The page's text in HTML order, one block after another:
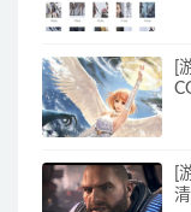
[
[